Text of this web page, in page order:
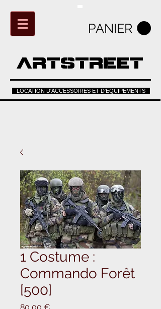
PANIER
ARTSTREET
LOCATION D'ACCESSOIRES ET D'EQUIPEMENTS
1 Costume :
Commando Forêt
[500]